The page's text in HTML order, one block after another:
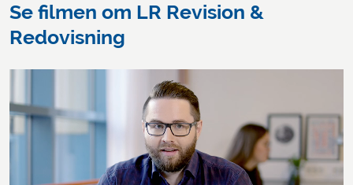
Se filmen om LR Revision &
Redovisning